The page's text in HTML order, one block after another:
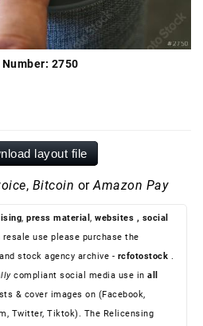
Number: 2750
layout file
, Bitcoin or Amazon Pay
, press material , websites , social
resale use please purchase the
stock agency archive - rcfotostock .
compliant social media use in all
& cover images on (Facebook,
Twitter, Tiktok). The Relicensing